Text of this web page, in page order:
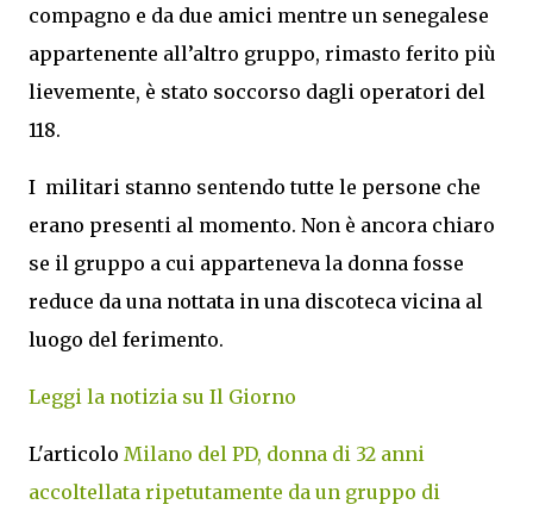
compagno e da due amici mentre un senegalese
appartenente all’altro gruppo, rimasto ferito più
lievemente, è stato soccorso dagli operatori del
118.
I militari stanno sentendo tutte le persone che
erano presenti al momento. Non è ancora chiaro
se il gruppo a cui apparteneva la donna fosse
reduce da una nottata in una discoteca vicina al
luogo del ferimento.
Leggi la notizia su Il Giorno
L'articolo Milano del PD, donna di 32 anni
accoltellata ripetutamente da un gruppo di